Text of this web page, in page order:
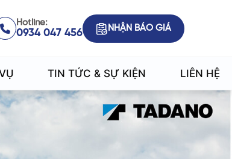
Hotline:
0934 047 456 NHẬN BÁO GIÁ
TIN TỨC & SỰ KIỆN LIÊN HỆ